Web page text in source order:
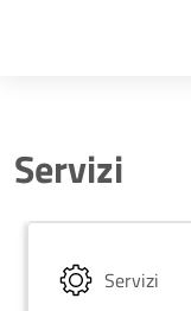
Servizi
Servizi